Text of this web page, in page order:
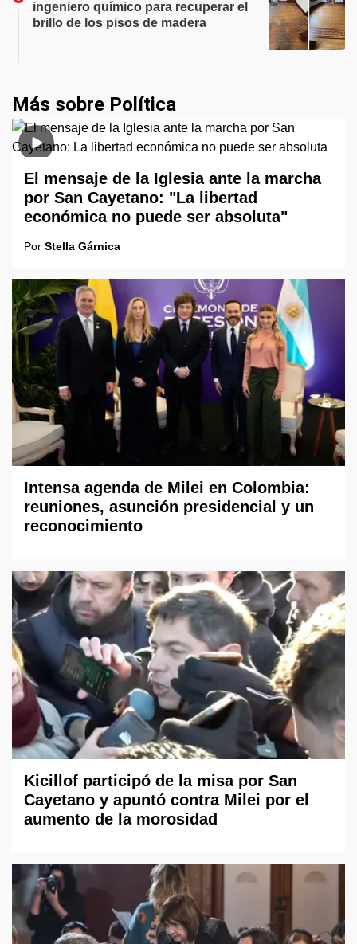
ingeniero químico para recuperar el
brillo de los pisos de madera
Más sobre Política
El mensaje de la Iglesia ante la marcha
por San Cayetano: "La libertad
económica no puede ser absoluta"
Por Stella Gárnica
Intensa agenda de Milei en Colombia:
reuniones, asunción presidencial y un
reconocimiento
Kicillof participó de la misa por San
Cayetano y apuntó contra Milei por el
aumento de la morosidad